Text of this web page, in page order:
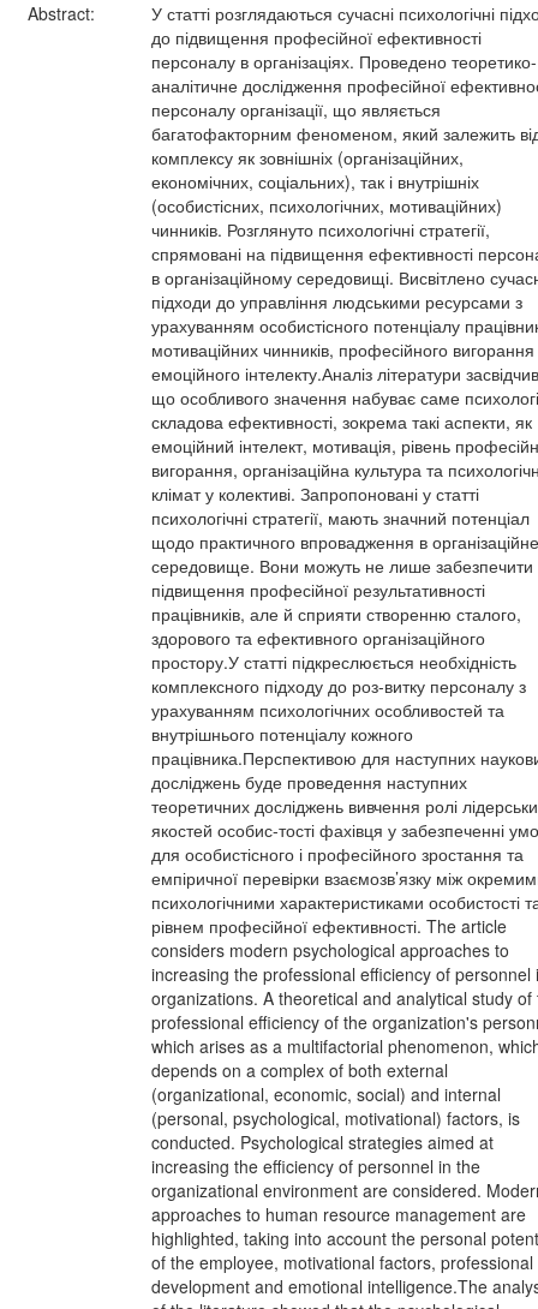
Abstract:
У статті розглядаються сучасні психологічні
до підвищення професійної ефективності
персоналу в організаціях. Проведено теоретико-
аналітичне дослідження професійної
персоналу організації, що являється
багатофакторним феноменом, який залежить
комплексу як зовнішніх (організаційних,
економічних, соціальних), так і внутрішніх
(особистісних, психологічних, мотиваційних)
чинників. Розглянуто психологічні стратегії,
спрямовані на підвищення ефективності
в організаційному середовищі. Висвітлено
підходи до управління людськими ресурсами з
урахуванням особистісного потенціалу
мотиваційних чинників, професійного вигорання
емоційного інтелекту.Аналіз літератури
що особливого значення набуває саме
складова ефективності, зокрема такі аспекти, як
емоційний інтелект, мотивація, рівень
вигорання, організаційна культура та
клімат у колективі. Запропоновані у статті
психологічні стратегії, мають значний потенціал
щодо практичного впровадження в організаційне
середовище. Вони можуть не лише забезпечити
підвищення професійної результативності
працівників, але й сприяти створенню сталого,
здорового та ефективного організаційного
простору.У статті підкреслюється необхідність
комплексного підходу до роз-витку персоналу з
урахуванням психологічних особливостей та
внутрішнього потенціалу кожного
працівника.Перспективою для наступних
досліджень буде проведення наступних
теоретичних досліджень вивчення ролі
якостей особис-тості фахівця у забезпеченні
для особистісного і професійного зростання та
емпіричної перевірки взаємозв’язку між
психологічними характеристиками особистості
рівнем професійної ефективності. The article
considers modern psychological approaches to
increasing the professional efficiency of personnel
organizations. A theoretical and analytical study of
professional efficiency of the organization's
which arises as a multifactorial phenomenon,
depends on a complex of both external
(organizational, economic, social) and internal
(personal, psychological, motivational) factors, is
conducted. Psychological strategies aimed at
increasing the efficiency of personnel in the
organizational environment are considered.
approaches to human resource management are
highlighted, taking into account the personal
of the employee, motivational factors, professional
development and emotional intelligence.The